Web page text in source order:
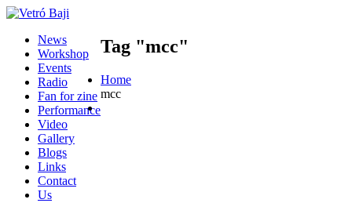
News
Workshop
Events
Radio
Fan for zine
Performance
Video
Gallery
Blogs
Links
Contact
Us
Tag "mcc"
Home
mcc